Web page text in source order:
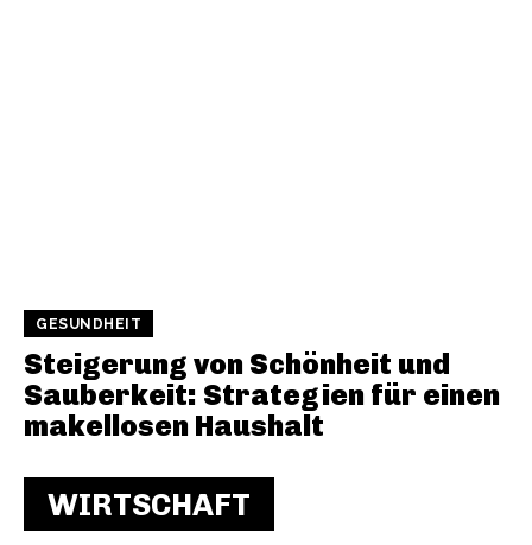
GESUNDHEIT
Steigerung von Schönheit und
Sauberkeit: Strategien für einen
makellosen Haushalt
WIRTSCHAFT